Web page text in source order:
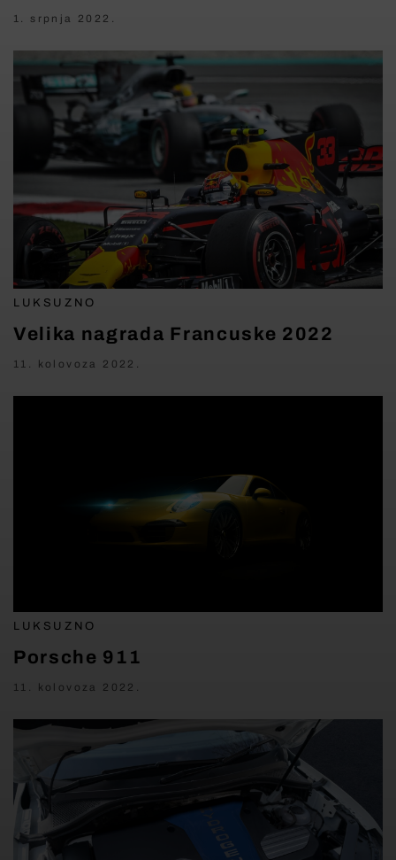
1. srpnja 2022.
LUKSUZNO
Velika nagrada Francuske 2022
11. kolovoza 2022.
LUKSUZNO
Porsche 911
11. kolovoza 2022.